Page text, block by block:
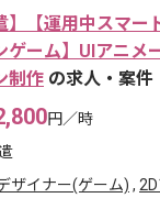
】【運用中スマー
ゲーム】UIアニメ
制作 の求人・案件
円／時
ザイナー(ゲーム) ,